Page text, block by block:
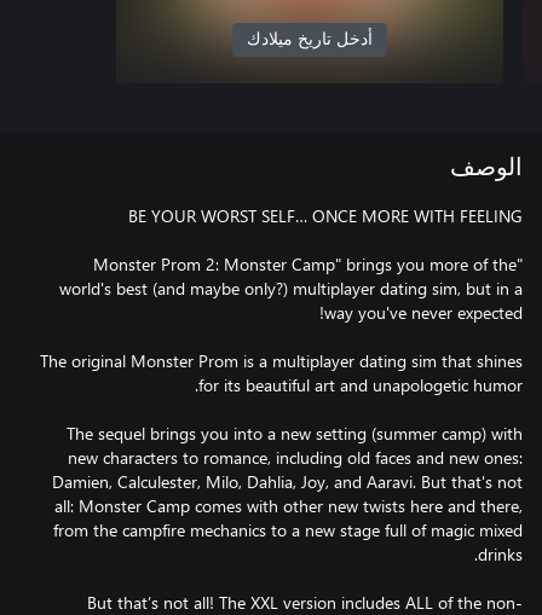
أدخل تاريخ ميلادك
الوصف
"Monster Prom 2: Monster Camp" brings you more of the
world's best (and maybe only?) multiplayer dating sim, but in a
The original Monster Prom is a multiplayer dating sim that shines
The sequel brings you into a new setting (summer camp) with
new characters to romance, including old faces and new ones:
Damien, Calculester, Milo, Dahlia, Joy, and Aaravi. But that's not
all: Monster Camp comes with other new twists here and there,
from the campfire mechanics to a new stage full of magic mixed
But that’s not all! The XXL version includes ALL of the non-